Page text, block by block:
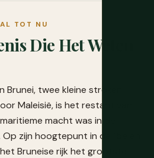
TOT NU
Die Het Weten
twee kleine stroken
Maleisië, is het restant van
macht was in de
zijn hoogtepunt in de 15e en
Bruneise rijk het grootste